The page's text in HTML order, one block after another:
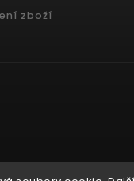
zboží